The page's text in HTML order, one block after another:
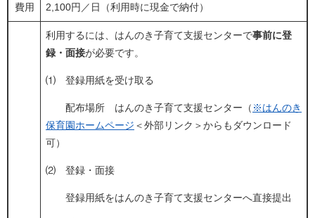
費用 2,100円／日（利用時に現金で納付）
利用するには、はんのき子育て支援センターで事前に登
録・面接が必要です。
⑴ 登録用紙を受け取る
配布場所 はんのき子育て支援センター（ ※はんのき
保育園ホームページ ＜外部リンク＞からもダウンロード
可）
⑵ 登録・面接
登録用紙をはんのき子育て支援センターへ直接提出